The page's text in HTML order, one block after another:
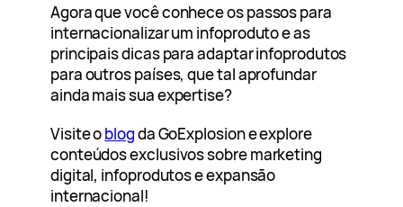
Agora que você conhece os passos para
internacionalizar um infoproduto e as
principais dicas para adaptar infoprodutos
para outros países, que tal aprofundar
ainda mais sua expertise?
Visite oblogda GoExplosion e explore
conteúdos exclusivos sobre marketing
digital, infoprodutos e expansão
internacional!